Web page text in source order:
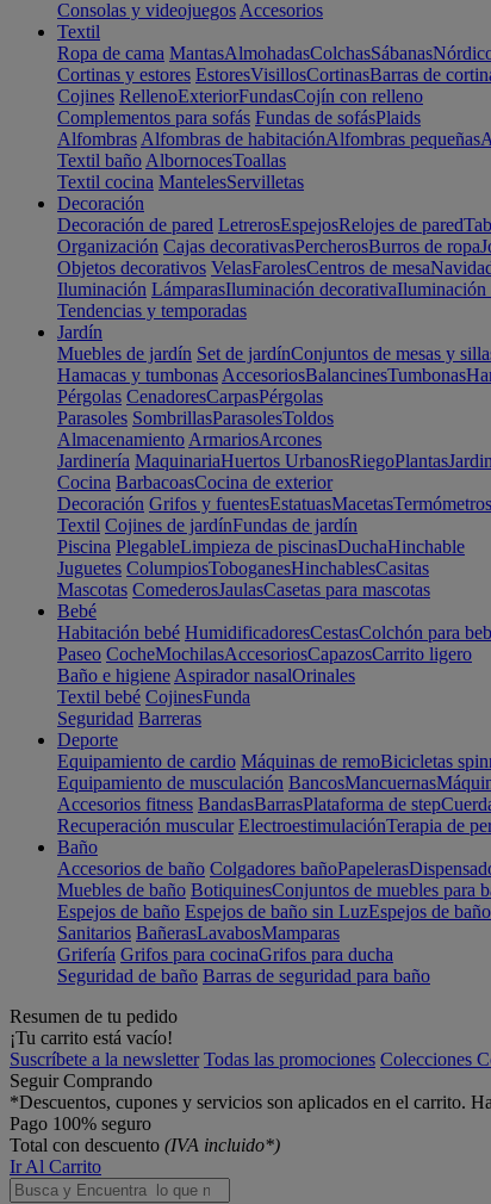
Consolas y videojuegos Accesorios
Textil
Ropa de cama MantasAlmohadasColchasSábanas
Cortinas y estores EstoresVisillosCortinasBarras de
Cojines RellenoExteriorFundasCojín con relleno
Complementos para sofás Fundas de sofásPlaids
Alfombras Alfombras de habitaciónAlfombras pequeñas
Textil baño AlbornocesToallas
Textil cocina MantelesServilletas
Decoración
Decoración de pared LetrerosEspejosRelojes de pared
Organización Cajas decorativasPercherosBurros de ropa
Objetos decorativos VelasFarolesCentros de mesa
Iluminación LámparasIluminación decorativaIluminación
Tendencias y temporadas
Jardín
Muebles de jardín Set de jardínConjuntos de mesas y
Hamacas y tumbonas AccesoriosBalancinesTumbonas
Pérgolas CenadoresCarpasPérgolas
Parasoles SombrillasParasolesToldos
Almacenamiento ArmariosArcones
Jardinería MaquinariaHuertos UrbanosRiegoPlantas
Cocina BarbacoasCocina de exterior
Decoración Grifos y fuentesEstatuasMacetas
Textil Cojines de jardínFundas de jardín
Piscina PlegableLimpieza de piscinasDuchaHinchable
Juguetes ColumpiosToboganesHinchablesCasitas
Mascotas ComederosJaulasCasetas para mascotas
Bebé
Habitación bebé HumidificadoresCestasColchón para
Paseo CocheMochilasAccesoriosCapazosCarrito ligero
Baño e higiene Aspirador nasalOrinales
Textil bebé CojinesFunda
Seguridad Barreras
Deporte
Equipamiento de cardio Máquinas de remoBicicletas
Equipamiento de musculación BancosMancuernas
Accesorios fitness BandasBarrasPlataforma de step
Recuperación muscular ElectroestimulaciónTerapia de
Baño
Accesorios de baño Colgadores bañoPapeleras
Muebles de baño BotiquinesConjuntos de muebles para
Espejos de baño Espejos de baño sin LuzEspejos de
Sanitarios BañerasLavabosMamparas
Grifería Grifos para cocinaGrifos para ducha
Seguridad de baño Barras de seguridad para baño
Resumen de tu pedido
¡Tu carrito está vacío!
Suscríbete a la newsletter Todas las promociones Colecciones
Seguir Comprando
*Descuentos, cupones y servicios son aplicados en el carrito.
Pago 100% seguro
Total con descuento (IVA incluido*)
Ir Al Carrito